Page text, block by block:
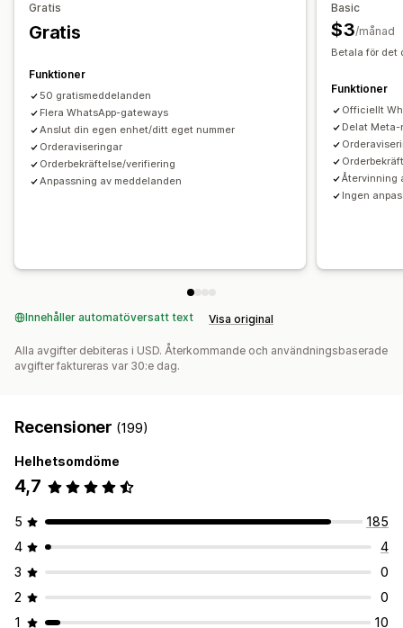
Gratis
Gratis
Funktioner
50 gratismeddelanden
Flera WhatsApp-gateways
Anslut din egen enhet/ditt eget nummer
Orderaviseringar
Orderbekräftelse/verifiering
Anpassning av meddelanden
Basic
$3/månad
Betala för det
Funktioner
Officiellt
Delat Meta-
Återvinning
Ingen
Innehåller automatöversatt text Visa original
Alla avgifter debiteras i USD. Återkommande och användningsbaserade
avgifter faktureras var 30:e dag.
Recensioner (199)
Helhetsomdöme
4,7
5
185
4
4
3
0
2
0
1
10